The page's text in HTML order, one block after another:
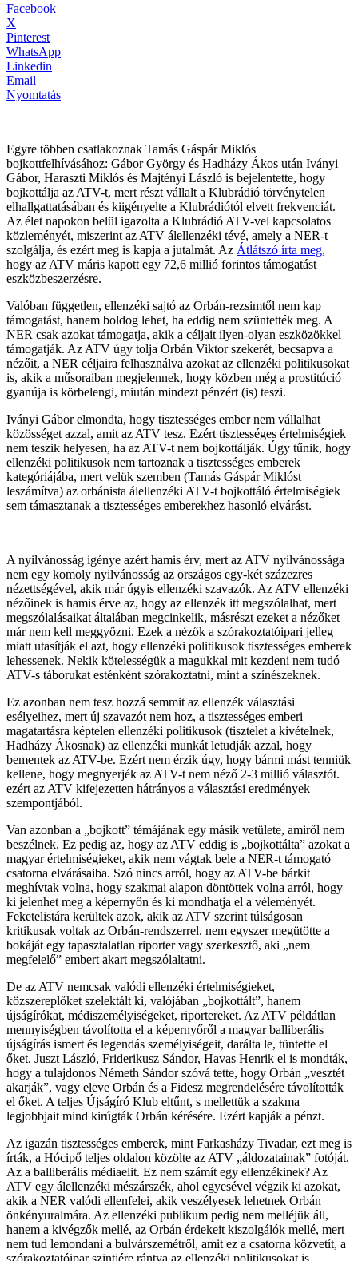
Facebook
X
Pinterest
WhatsApp
Linkedin
Email
Nyomtatás
Egyre többen csatlakoznak Tamás Gáspár Miklós
bojkottfelhívásához: Gábor György és Hadházy Ákos után Iványi
Gábor, Haraszti Miklós és Majtényi László is bejelentette, hogy
bojkottálja az ATV-t, mert részt vállalt a Klubrádió törvénytelen
elhallgattatásában és kiigényelte a Klubrádiótól elvett frekvenciát.
Az élet napokon belül igazolta a Klubrádió ATV-vel kapcsolatos
közleményét, miszerint az ATV álellenzéki tévé, amely a NER-t
szolgálja, és ezért meg is kapja a jutalmát. Az Átlátszó írta meg,
hogy az ATV máris kapott egy 72,6 millió forintos támogatást
eszközbeszerzésre.
Valóban független, ellenzéki sajtó az Orbán-rezsimtől nem kap
támogatást, hanem boldog lehet, ha eddig nem szüntették meg. A
NER csak azokat támogatja, akik a céljait ilyen-olyan eszközökkel
támogatják. Az ATV úgy tolja Orbán Viktor szekerét, becsapva a
nézőit, a NER céljaira felhasználva azokat az ellenzéki politikusokat
is, akik a műsoraiban megjelennek, hogy közben még a prostitúció
gyanúja is körbelengi, miután mindezt pénzért (is) teszi.
Iványi Gábor elmondta, hogy tisztességes ember nem vállalhat
közösséget azzal, amit az ATV tesz. Ezért tisztességes értelmiségiek
nem teszik helyesen, ha az ATV-t nem bojkottálják. Úgy tűnik, hogy
ellenzéki politikusok nem tartoznak a tisztességes emberek
kategóriájába, mert velük szemben (Tamás Gáspár Miklóst
leszámítva) az orbánista álellenzéki ATV-t bojkottáló értelmiségiek
sem támasztanak a tisztességes emberekhez hasonló elvárást.
A nyilvánosság igénye azért hamis érv, mert az ATV nyilvánossága
nem egy komoly nyilvánosság az országos egy-két százezres
nézettségével, akik már úgyis ellenzéki szavazók. Az ATV ellenzéki
nézőinek is hamis érve az, hogy az ellenzék itt megszólalhat, mert
megszólalásaikat általában megcinkelik, másrészt ezeket a nézőket
már nem kell meggyőzni. Ezek a nézők a szórakoztatóipari jelleg
miatt utasítják el azt, hogy ellenzéki politikusok tisztességes emberek
lehessenek. Nekik kötelességük a magukkal mit kezdeni nem tudó
ATV-s táborukat esténként szórakoztatni, mint a színészeknek.
Ez azonban nem tesz hozzá semmit az ellenzék választási
esélyeihez, mert új szavazót nem hoz, a tisztességes emberi
magatartásra képtelen ellenzéki politikusok (tisztelet a kivételnek,
Hadházy Ákosnak) az ellenzéki munkát letudják azzal, hogy
bementek az ATV-be. Ezért nem érzik úgy, hogy bármi mást tenniük
kellene, hogy megnyerjék az ATV-t nem néző 2-3 millió választót.
ezért az ATV kifejezetten hátrányos a választási eredmények
szempontjából.
Van azonban a „bojkott” témájának egy másik vetülete, amiről nem
beszélnek. Ez pedig az, hogy az ATV eddig is „bojkottálta” azokat a
magyar értelmiségieket, akik nem vágtak bele a NER-t támogató
csatorna elvárásaiba. Szó nincs arról, hogy az ATV-be bárkit
meghívtak volna, hogy szakmai alapon döntöttek volna arról, hogy
ki jelenhet meg a képernyőn és ki mondhatja el a véleményét.
Feketelistára kerültek azok, akik az ATV szerint túlságosan
kritikusak voltak az Orbán-rendszerrel. nem egyszer megütötte a
bokáját egy tapasztalatlan riporter vagy szerkesztő, aki „nem
megfelelő” embert akart megszólaltatni.
De az ATV nemcsak valódi ellenzéki értelmiségieket,
közszereplőket szelektált ki, valójában „bojkottált”, hanem
újságírókat, médiszemélyiségeket, riportereket. Az ATV példátlan
mennyiségben távolította el a képernyőről a magyar balliberális
újságírás ismert és legendás személyiségeit, darálta le, tüntette el
őket. Juszt László, Friderikusz Sándor, Havas Henrik el is mondták,
hogy a tulajdonos Németh Sándor szóvá tette, hogy Orbán „vesztét
akarják”, vagy eleve Orbán és a Fidesz megrendelésére távolították
el őket. A teljes Újságíró Klub eltűnt, s mellettük a szakma
legjobbjait mind kirúgták Orbán kérésére. Ezért kapják a pénzt.
Az igazán tisztességes emberek, mint Farkasházy Tivadar, ezt meg is
írták, a Hócipő teljes oldalon közölte az ATV „áldozatainak” fotóját.
Az a balliberális médiaelit. Ez nem számít egy ellenzékinek? Az
ATV egy álellenzéki mészárszék, ahol egyesével végzik ki azokat,
akik a NER valódi ellenfelei, akik veszélyesek lehetnek Orbán
önkényuralmára. Az ellenzéki publikum pedig nem melléjük áll,
hanem a kivégzők mellé, az Orbán érdekeit kiszolgálók mellé, mert
nem tud lemondani a bulvárszemétről, amit ez a csatorna közvetít, a
szórakoztatóipar szintjére rántva az ellenzéki politikusokat is.